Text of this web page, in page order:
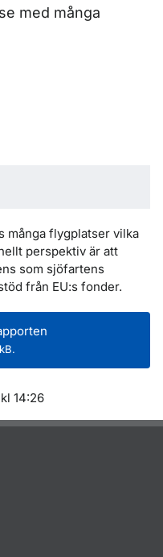
med många
många flygplatser vilka
perspektiv är att
som sjöfartens
från EU:s fonder.
14:26